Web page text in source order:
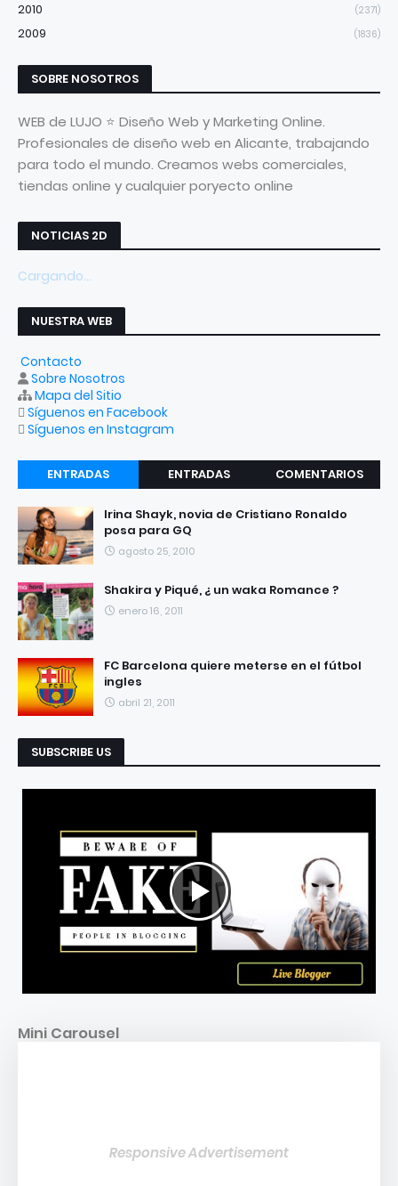
2010 (2371)
2009 (1836)
SOBRE NOSOTROS
WEB de LUJO ⭐ Diseño Web y Marketing Online.
Profesionales de diseño web en Alicante, trabajando
para todo el mundo. Creamos webs comerciales,
tiendas online y cualquier poryecto online
NOTICIAS 2D
Cargando...
NUESTRA WEB
Contacto
Sobre Nosotros
Mapa del Sitio
Síguenos en Facebook
Síguenos en Instagram
ENTRADAS
RECIENTES
ENTRADAS
COMENTARIOS
Irina Shayk, novia de Cristiano Ronaldo
posa para GQ
agosto 25, 2010
Shakira y Piqué, ¿ un waka Romance ?
enero 16, 2011
FC Barcelona quiere meterse en el fútbol
ingles
abril 21, 2011
SUBSCRIBE US
Mini Carousel
Responsive Advertisement